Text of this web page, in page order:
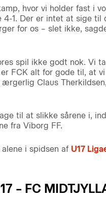
hvor vi holder fast i
1. Der er intet at sige
for os – slet ikke,
spil ikke godt nok. Vi
FCK alt for gode til, at
Claus
til at slikke sårene i,
fra Viborg FF.
i spidsen af U17
– FC